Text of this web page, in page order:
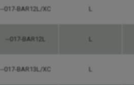
--017-BAR12L/XC L
--017-BAR12L L
--017-BAR13L/XC L